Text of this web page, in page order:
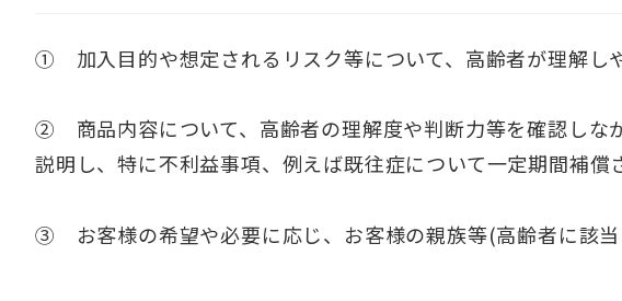
① 加入目的や想定されるリスク等について、高齢者が理解し
② 商品内容について、高齢者の理解度や判断力等を確認しな
説明し、特に不利益事項、例えば既往症について一定期間補償
③ お客様の希望や必要に応じ、お客様の親族等(高齢者に該当